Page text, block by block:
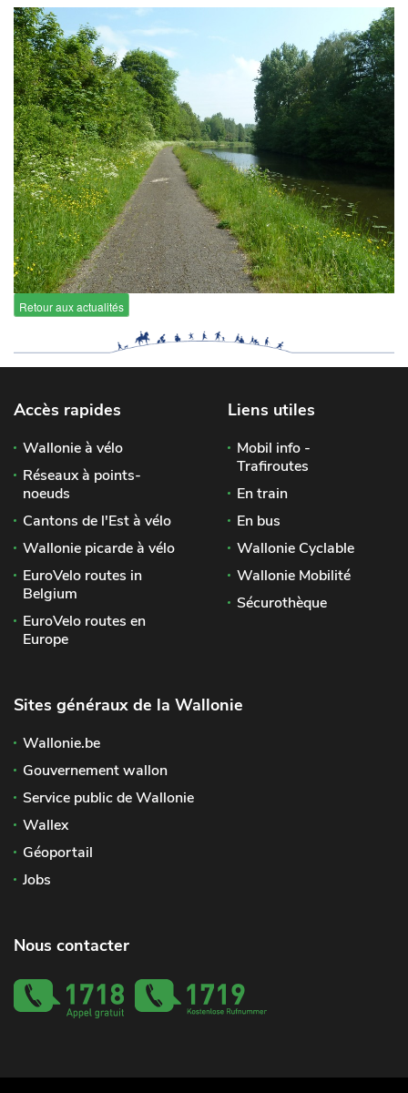
Retour aux actualités
Accès rapides
Wallonie à vélo
Réseaux à points-
noeuds
Cantons de l'Est à vélo
Wallonie picarde à vélo
EuroVelo routes in
Belgium
EuroVelo routes en
Europe
Liens utiles
Mobil info -
Trafiroutes
En train
En bus
Wallonie Cyclable
Wallonie Mobilité
Sécurothèque
Sites généraux de la Wallonie
Wallonie.be
Gouvernement wallon
Service public de Wallonie
Wallex
Géoportail
Jobs
Nous contacter